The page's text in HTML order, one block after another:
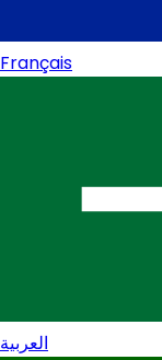
Français
العربية